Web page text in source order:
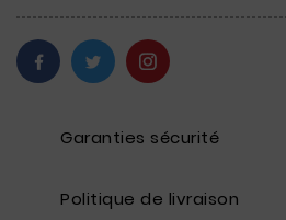
Garanties sécurité
Politique de livraison